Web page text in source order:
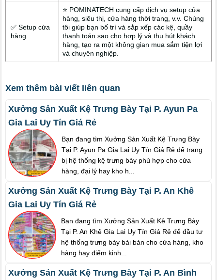
✅ Setup cửa
hàng
⭐ POMINATECH cung cấp dịch vụ setup cửa
hàng, siêu thị, cửa hàng thời trang, v.v. Chúng
tôi giúp bạn bố trí và sắp xếp các kệ, quầy
thanh toán sao cho hợp lý và thu hút khách
hàng, tạo ra một không gian mua sắm tiện lợi
và chuyên nghiệp.
Xem thêm bài viết liên quan
Xưởng Sản Xuất Kệ Trưng Bày Tại P. Ayun Pa
Gia Lai Uy Tín Giá Rẻ
Bạn đang tìm Xưởng Sản Xuất Kệ Trưng Bày
Tại P. Ayun Pa Gia Lai Uy Tín Giá Rẻ để trang
bị hệ thống kệ trưng bày phù hợp cho cửa
hàng, đại lý hay kho h...
Xưởng Sản Xuất Kệ Trưng Bày Tại P. An Khê
Gia Lai Uy Tín Giá Rẻ
Bạn đang tìm Xưởng Sản Xuất Kệ Trưng Bày
Tại P. An Khê Gia Lai Uy Tín Giá Rẻ để đầu tư
hệ thống trưng bày bài bản cho cửa hàng, kho
hàng hay điểm kinh...
Xưởng Sản Xuất Kệ Trưng Bày Tại P. An Bình